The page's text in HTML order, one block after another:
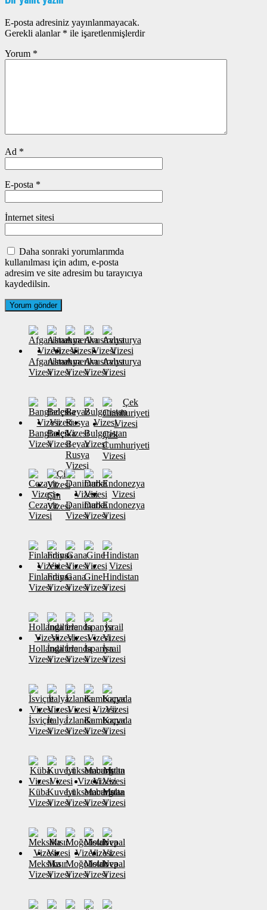
E-posta adresiniz yayınlanmayacak.
Gerekli alanlar * ile işaretlenmişlerdir
Yorum *
Ad *
E-posta *
İnternet sitesi
Daha sonraki yorumlarımda
kullanılması için adım, e-posta
adresim ve site adresim bu tarayıcıya
kaydedilsin.
Afganistan
Vizesi
Almanya
Vizesi
Amerika
Vizesi
Avustralya
Vizesi
Avusturya
Vizesi
Banglades
Vizesi
Belçika
VizesiBeyaz
Rusya
Vizesi
Bulgaristan
Vizesi
Çek
Cumhuriyeti
Vizesi
Cezayir
Vizesi
Çin
VizesiDanimarka
Vizesi
Dubai
Vizesi
Endonezya
Vizesi
Finlandiya
Vizesi
Fransa
Vizesi
Gana
Vizesi
Gine
Vizesi
Hindistan
Vizesi
Hollanda
Vizesi
İngiltere
Vizesi
İrlanda
Vizesi
İspanya
Vizesi
İsrail
Vizesi
İsviçre
Vizesi
İtalya
Vizesi
İzlanda
Vizesi
Kamboçya
Vizesi
Kanada
Vizesi
Küba
Vizesi
Kuveyt
Vizesi
Lüksemburg
Vizesi
Macaristan
Vizesi
Malta
Vizesi
Meksika
Vizesi
Mısır
Vizesi
Moğolistan
Vizesi
Moldova
Vizesi
Nepal
Vizesi